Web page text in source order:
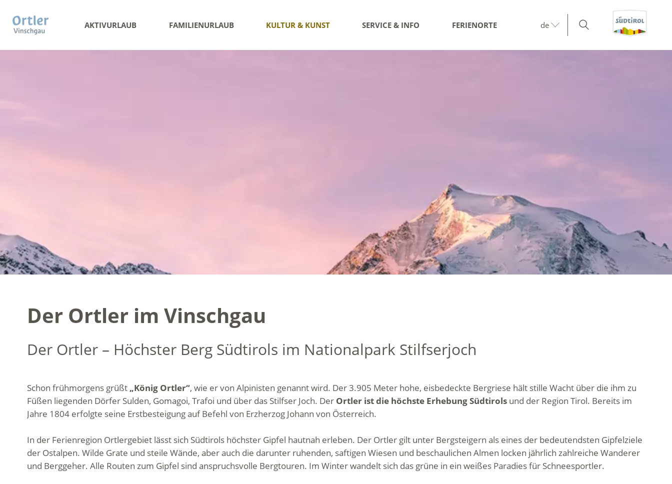
AKTIVURLAUB FAMILIENURLAUB KULTUR & KUNST SERVICE & INFO FERIENORTE de
Der Ortler im Vinschgau
Der Ortler – Höchster Berg Südtirols im Nationalpark Stilfserjoch
Schon frühmorgens grüßt „König Ortler“, wie er von Alpinisten genannt wird. Der 3.905 Meter hohe, eisbedeckte Bergriese hält stille Wacht über die ihm zu
Füßen liegenden Dörfer Sulden, Gomagoi, Trafoi und über das Stilfser Joch. Der Ortler ist die höchste Erhebung Südtirolsund der Region Tirol. Bereits im
Jahre 1804 erfolgte seine Erstbesteigung auf Befehl von Erzherzog Johann von Österreich.
In der Ferienregion Ortlergebiet lässt sich Südtirols höchster Gipfel hautnah erleben. Der Ortler gilt unter Bergsteigern als eines der bedeutendsten Gipfelziele
der Ostalpen. Wilde Grate und steile Wände, aber auch die darunter ruhenden, saftigen Wiesen und beschaulichen Almen locken jährlich zahlreiche Wanderer
und Berggeher. Alle Routen zum Gipfel sind anspruchsvolle Bergtouren. Im Winter wandelt sich das grüne in ein weißes Paradies für Schneesportler.